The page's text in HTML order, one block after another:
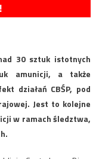
30 sztuk istotnych
amunicji, a także
działań CBŚP, pod
Jest to kolejne
w ramach śledztwa,